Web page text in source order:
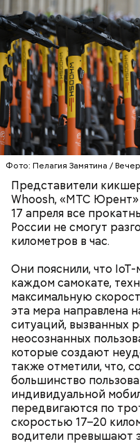
Фото: Пелагия Замятина /
Представители
Whoosh, «МТС Юрент»
17 апреля все
России не смогут
километров в час.
Они пояснили, что
каждом самокате,
максимальную
эта мера направлена
ситуаций, вызванных
неосознанных
которые создают
также отметили, что,
большинство
индивидуальной
передвигаются по
скоростью 17–20
водители превышают
Ингредиенты:
Ранние плоды, по
беременным,
людям с
пожилым;
детям.